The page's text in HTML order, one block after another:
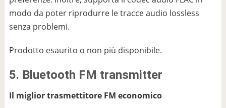
modo da poter riprodurre le tracce audio lossless
senza problemi.
Prodotto esaurito o non più disponibile.
5. Bluetooth FM transmitter
Il miglior trasmettitore FM economico